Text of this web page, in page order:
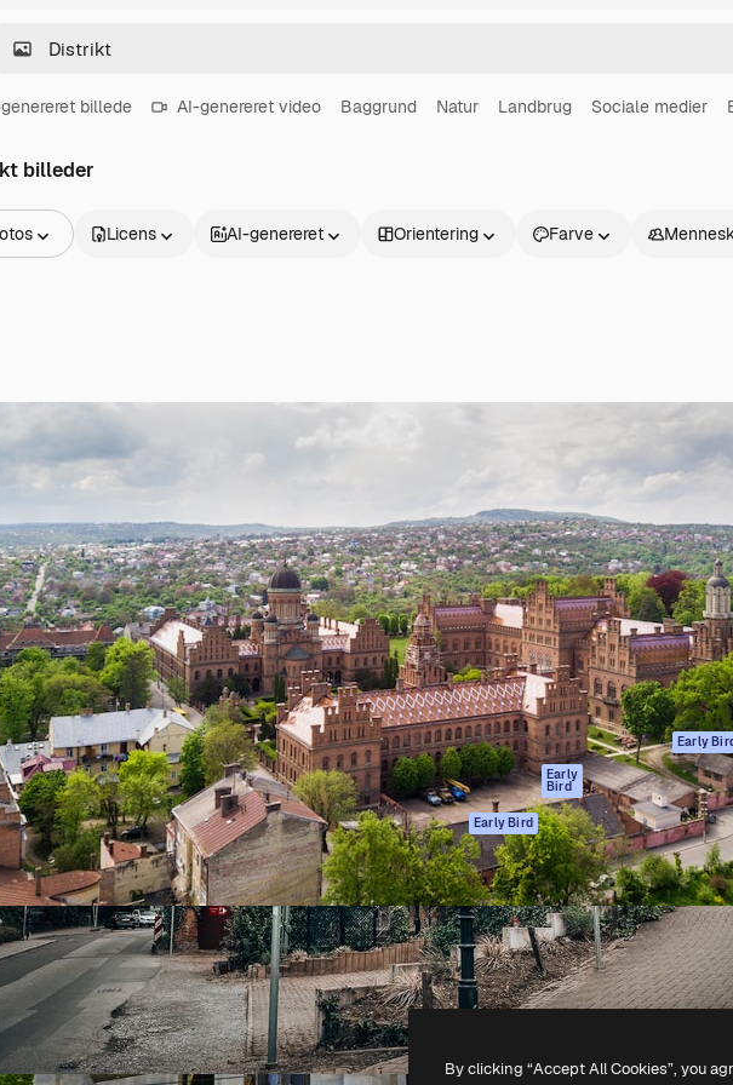
billede AI-genereret video Baggrund Natur Landbrug Sociale medier
billeder
graphics
Licens AI-genereret Orientering Farve
Den kreative platform til at skabe dit bedste
arbejde. Over 1 million abonnenter – fra
kreative og virksomheder til bureauer og
studier.
Dansk
Produkter
Spaces
AI-assistent
AI-billedgenerator
AI-videogenerator
AI-
stemmegenerator
Stockindhold
MCP til
Claude/ChatGPT
Early
Bird
Agenter Early Bird
API
Mobilapp
Alle Magnific
værktøjer
Kom godt i
gang
Academy
Dokumentation
Support
Vilkår for brug
Privatlivspolitik
Originaler Early
Cookies politik
Tillidscenter
Partnere
Virksomhed
Copyright © 2010-2026Freepik Company S.L.U.Alle rettigheder forbeholdes.
By clicking “Accept All Cookies”, you